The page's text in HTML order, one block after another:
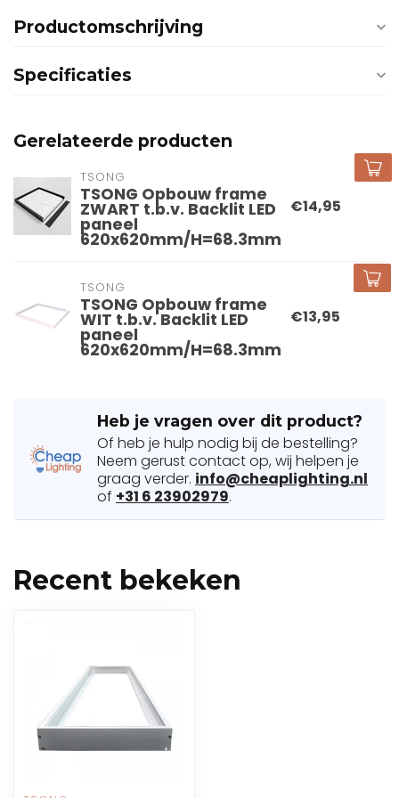
Productomschrijving
Specificaties
Gerelateerde producten
TSONG
TSONG Opbouw frame
ZWART t.b.v. Backlit LED
paneel
620x620mm/H=68.3mm
€14,95
TSONG
TSONG Opbouw frame
WIT t.b.v. Backlit LED
paneel
620x620mm/H=68.3mm
€13,95
Heb je vragen over dit product?
Of heb je hulp nodig bij de bestelling?
Neem gerust contact op, wij helpen je
graag verder. info@cheaplighting.nl
of +31 6 23902979.
Recent bekeken